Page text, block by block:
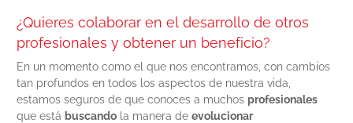
¿Quieres colaborar en el desarrollo de otros
profesionales y obtener un beneficio?
En un momento como el que nos encontramos, con cambios
tan profundos en todos los aspectos de nuestra vida,
estamos seguros de que conoces a muchos profesionales
que está buscando la manera de evolucionar